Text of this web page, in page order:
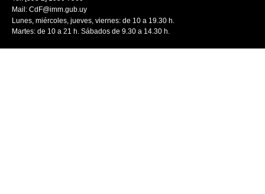
Mail: CdF@imm.gub.uy
Lunes, miércoles, jueves, viernes: de 10 a 19.30 h.
Martes: de 10 a 21 h. Sábados de 9.30 a 14.30 h.